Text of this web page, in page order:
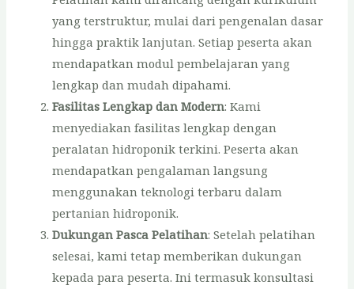
yang terstruktur, mulai dari pengenalan dasar
hingga praktik lanjutan. Setiap peserta akan
mendapatkan modul pembelajaran yang
lengkap dan mudah dipahami.
Fasilitas Lengkap dan Modern: Kami
menyediakan fasilitas lengkap dengan
peralatan hidroponik terkini. Peserta akan
mendapatkan pengalaman langsung
menggunakan teknologi terbaru dalam
pertanian hidroponik.
Dukungan Pasca Pelatihan: Setelah pelatihan
selesai, kami tetap memberikan dukungan
kepada para peserta. Ini termasuk konsultasi